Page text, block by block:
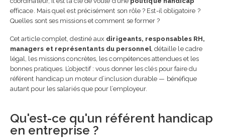
efficace. Mais quel est précisément son rôle ? Est-il obligatoire ?
Quelles sont ses missions et comment se former ?
Cet article complet, destiné aux dirigeants, responsables RH,
managers et représentants du personnel, détaille le cadre
légal, les missions concrètes, les compétences attendues et les
bonnes pratiques. L’objectif : vous donner les clés pour faire du
référent handicap un moteur d’inclusion durable — bénéfique
autant pour les salariés que pour l’employeur.
Qu'est-ce qu'un référent handicap
en entreprise ?
IA en entreprise et
formation des équipes :
pourquoi former ses
indispensable
24 juin 2026
Référent handicap en
entreprise : rôle,